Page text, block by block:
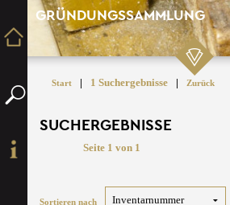
GRÜNDUNGSSAMMLUNG
Start | 1 Suchergebnisse | Zurück
SUCHERGEBNISSE
Seite 1 von 1
Sortieren nach